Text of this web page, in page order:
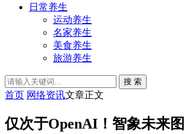
日常养生
运动养生
名家养生
美食养生
旅游养生
搜 索
首页 网络资讯文章正文
仅次于OpenAI！智象未来